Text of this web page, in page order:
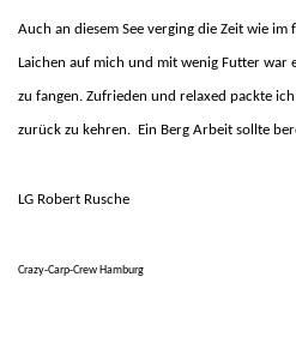
Auch an diesem See verging die Zeit wie
Laichen auf mich und mit wenig Futter war
zu fangen. Zufrieden und relaxed packte
zurück zu kehren. Ein Berg Arbeit sollte
LG Robert Rusche
Crazy-Carp-Crew Hamburg